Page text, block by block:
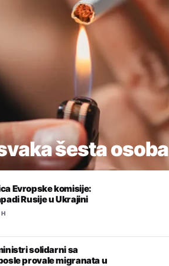
šesta osoba
Evropske komisije:
Rusije u Ukrajini
solidarni sa
provale migranata u